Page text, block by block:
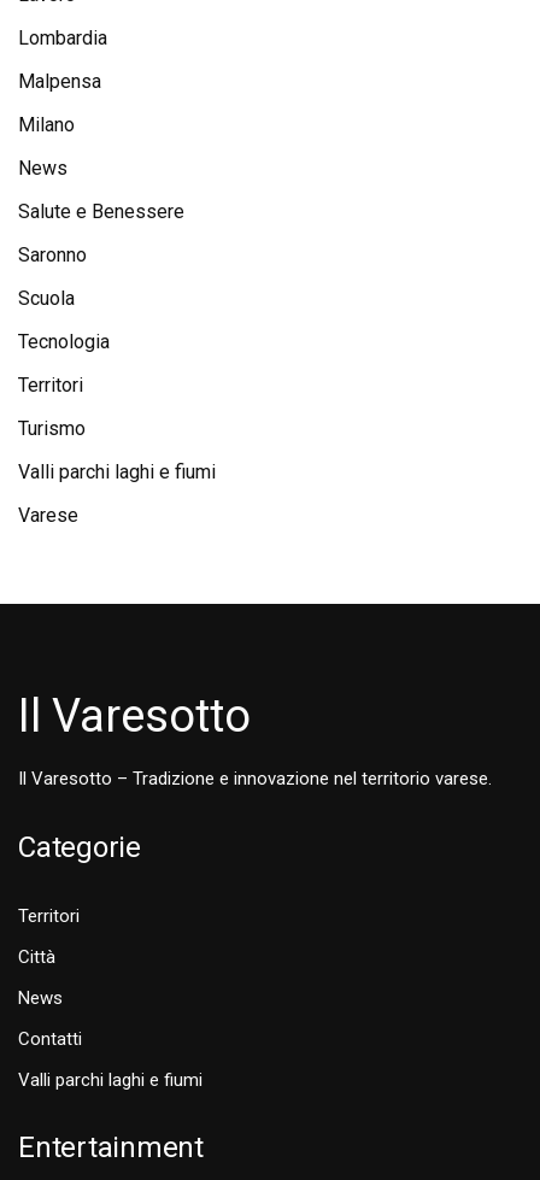
Lombardia
Malpensa
Milano
News
Salute e Benessere
Saronno
Scuola
Tecnologia
Territori
Turismo
Valli parchi laghi e fiumi
Varese
Il Varesotto
Il Varesotto – Tradizione e innovazione nel territorio varese.
Categorie
Territori
Città
News
Contatti
Valli parchi laghi e fiumi
Entertainment